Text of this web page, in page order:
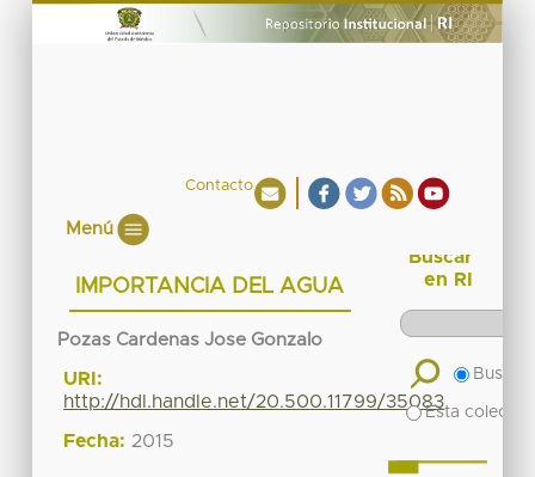
Contacto
Menú
IMPORTANCIA DEL AGUA
Pozas Cardenas Jose Gonzalo
URI:
http://hdl.handle.net/20.500.11799/35083
Fecha: 2015
Buscar
en RI
Buscar
Esta